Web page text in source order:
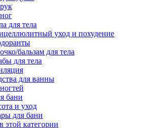
для тела
уход и похудение
бальзам для тела
для тела
для ванны
бани
и уход
для бани
этой категории